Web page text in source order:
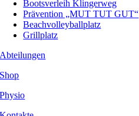
Bootsverleih Klingerweg
Prävention „MUT TUT GUT“
Beachvolleyballplatz
Grillplatz
Abteilungen
Shop
Physio